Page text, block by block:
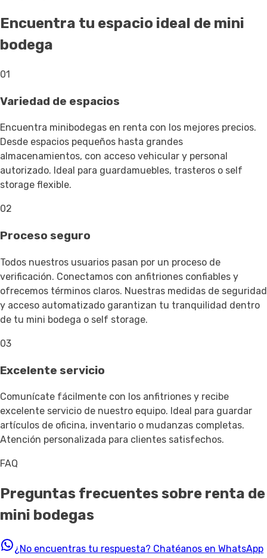
Encuentra tu espacio ideal de mini
bodega
01
Variedad de espacios
Encuentra minibodegas en renta con los mejores precios.
Desde espacios pequeños hasta grandes
almacenamientos, con acceso vehicular y personal
autorizado. Ideal para guardamuebles, trasteros o self
storage flexible.
02
Proceso seguro
Todos nuestros usuarios pasan por un proceso de
verificación. Conectamos con anfitriones confiables y
ofrecemos términos claros. Nuestras medidas de seguridad
y acceso automatizado garantizan tu tranquilidad dentro
de tu mini bodega o self storage.
03
Excelente servicio
Comunícate fácilmente con los anfitriones y recibe
excelente servicio de nuestro equipo. Ideal para guardar
artículos de oficina, inventario o mudanzas completas.
Atención personalizada para clientes satisfechos.
FAQ
Preguntas frecuentes sobre renta de
mini bodegas
¿No encuentras tu respuesta? Chatéanos en WhatsApp